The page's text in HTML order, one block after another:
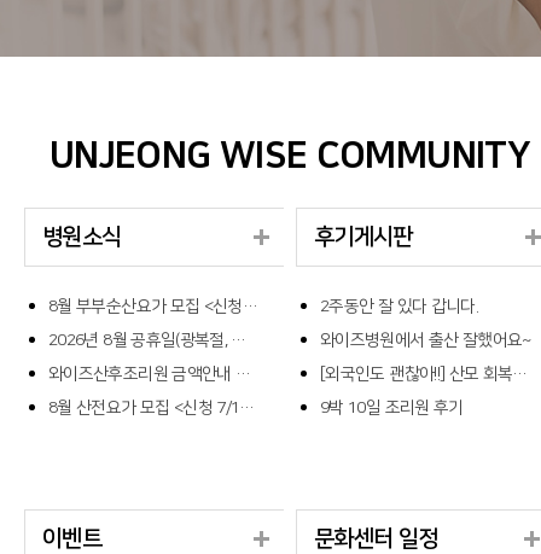
UNJEONG WISE COMMUNITY
병원소식
8월 부부순산요가 모집 <신청 8/5~8/19>
2026년 8월 공휴일(광복절, 대체공휴일) 진료안내 <~8/17>
와이즈산후조리원 금액안내 <5/18~>
8월 산전요가 모집 <신청 7/10~7/24>
후기게시판
2주동안 잘 있다 갑니다.
와이즈병원에서 출산 잘했어요~
[외국인도 괜찮아!!] 산모 회복부터 신생아 케어까지 완벽했던 산후조리원 이용기
9박 10일 조리원 후기
이벤트 문화센터 일정